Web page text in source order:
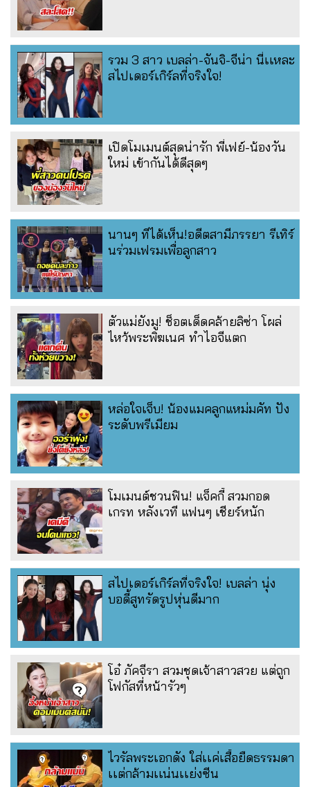
รวม 3 สาว เบลล่า-จันจิ-จีน่า นี่เเหละ
สไปเดอร์เกิร์ลที่จริงใจ!
เปิดโมเมนต์สุดน่ารัก พี่เฟย์-น้องวัน
ใหม่ เข้ากันได้ดีสุดๆ
นานๆ ทีได้เห็น!อดีตสามีภรรยา รีเทิร์
นร่วมเฟรมเพื่อลูกสาว
ตัวแม่ยังมู! ช็อตเด็ดคล้ายลิซ่า โผล่
ไหว้พระพิฆเนศ ทำไอจีแตก
หล่อใจเจ็บ! น้องแมคลูกแหม่มคัท ปัง
ระดับพรีเมียม
โมเมนต์ชวนฟิน! แจ็คกี้ สวมกอด
เกรท หลังเวที แฟนๆ เชียร์หนัก
สไปเดอร์เกิร์ลที่จริงใจ! เบลล่า นุ่ง
บอดี้สูทรัดรูปหุ่นดีมาก
โอ๋ ภัคจีรา สวมชุดเจ้าสาวสวย แต่ถูก
โฟกัสที่หน้ารัวๆ
ไวรัลพระเอกดัง ใส่เเค่เสื้อยืดธรรมดา
เเต่กล้ามเเน่นเเย่งซีน